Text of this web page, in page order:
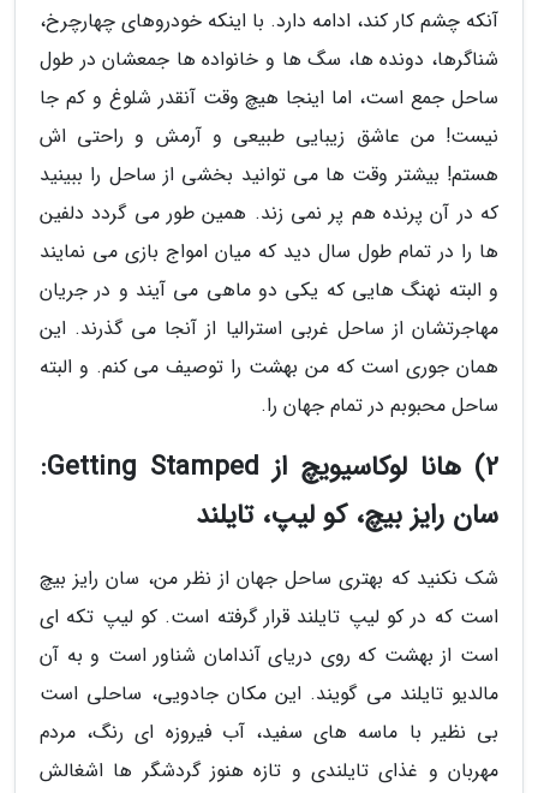
آنکه چشم کار کند، ادامه دارد. با اینکه خودروهای چهارچرخ،
شناگرها، دونده ها، سگ ها و خانواده ها جمعشان در طول
ساحل جمع است، اما اینجا هیچ وقت آنقدر شلوغ و کم جا
نیست! من عاشق زیبایی طبیعی و آرمش و راحتی اش
هستم! بیشتر وقت ها می توانید بخشی از ساحل را ببینید
که در آن پرنده هم پر نمی زند. همین طور می گردد دلفین
ها را در تمام طول سال دید که میان امواج بازی می نمایند
و البته نهنگ هایی که یکی دو ماهی می آیند و در جریان
مهاجرتشان از ساحل غربی استرالیا از آنجا می گذرند. این
همان جوری است که من بهشت را توصیف می کنم. و البته
ساحل محبوبم در تمام جهان را.
2) هانا لوکاسیویچ از Getting Stamped:
سان رایز بیچ، کو لیپ، تایلند
شک نکنید که بهتری ساحل جهان از نظر من، سان رایز بیچ
است که در کو لیپ تایلند قرار گرفته است. کو لیپ تکه ای
است از بهشت که روی دریای آندامان شناور است و به آن
مالدیو تایلند می گویند. این مکان جادویی، ساحلی است
بی نظیر با ماسه های سفید، آب فیروزه ای رنگ، مردم
مهربان و غذای تایلندی و تازه هنوز گردشگر ها اشغالش